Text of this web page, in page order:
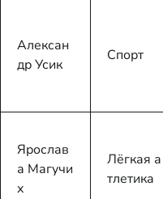
Алексан
др Усик
Спорт
Ярослав
а Магучи
х
Лёгкая а
тлетика